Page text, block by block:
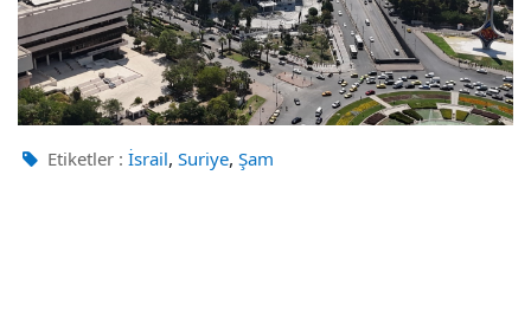
Etiketler : İsrail, Suriye, Şam